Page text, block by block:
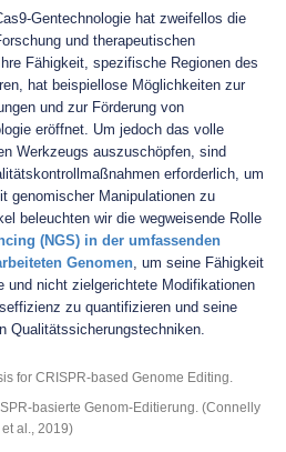
Gentechnologie hat zweifellos die
und therapeutischen
Fähigkeit, spezifische Regionen des
hat beispiellose Möglichkeiten zur
und zur Förderung von
eröffnet. Um jedoch das volle
Werkzeugs auszuschöpfen, sind
erforderlich, um
genomischer Manipulationen zu
beleuchten wir die wegweisende Rolle
(NGS) in der umfassenden
Genomen, um seine Fähigkeit
und nicht zielgerichtete Modifikationen
zu quantifizieren und seine
Qualitätssicherungstechniken.
basierte Genom-Editierung. (Connelly
et al., 2019)